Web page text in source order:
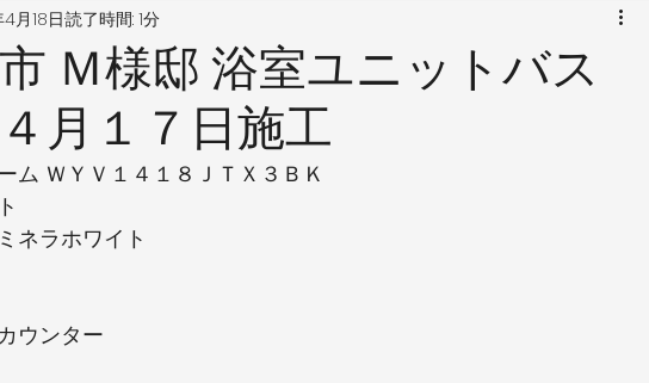
Ｍ様邸 浴室ユニットバス
月１７日施工
月18日読了時間: 1分
ム ＷＹＶ１４１８ＪＴＸ３ＢＫ
ネラホワイト
ウンター